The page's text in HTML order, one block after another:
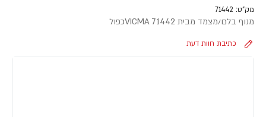
מק"ט: 71442
מנוף בלם/מצמד מבית VICMA 71442כפול
כתיבת חוות דעת